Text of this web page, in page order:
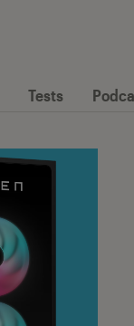
Tests